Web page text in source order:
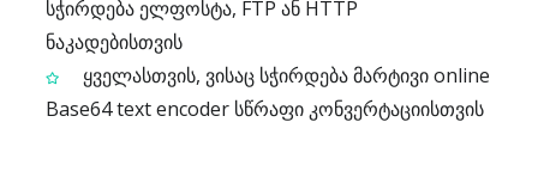
სჭირდება ელფოსტა, FTP ან HTTP
ნაკადებისთვის
ყველასთვის, ვისაც სჭირდება მარტივი online
Base64 text encoder სწრაფი კონვერტაციისთვის